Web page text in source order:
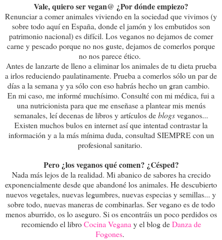
Vale, quiero ser vegan@ ¿Por dónde empiezo?
Renunciar a comer animales viviendo en la sociedad que vivimos (y
sobre todo aquí en España, donde el jamón y los embutidos son
patrimonio nacional) es difícil. Los veganos no dejamos de comer
carne y pescado porque no nos guste, dejamos de comerlos porque
no nos parece ético.
Antes de lanzarte de lleno a eliminar los animales de tu dieta prueba
a irlos reduciendo paulatinamente. Prueba a comerlos sólo un par de
días a la semana y ya sólo con eso habrás hecho un gran cambio.
En mi caso, me informé muchísimo. Consulté con mi médica, fui a
una nutricionista para que me enseñase a plantear mis menús
semanales, leí decenas de libros y artículos deblogsveganos...
Existen muchos bulos en internet así que intentad contrastar la
información y a la más mínima duda, consultad SIEMPRE con un
profesional sanitario.
Pero ¿los veganos qué comen? ¿Césped?
Nada más lejos de la realidad. Mi abanico de sabores ha crecido
exponencialmente desde que abandoné los animales. He descubierto
nuevos vegetales, nuevas legumbres, nuevas especias y semillas... y
sobre todo, nuevas maneras de combinarlas. Ser vegano es de todo
menos aburrido, os lo aseguro. Si os encontráis un poco perdidos os
recomiendo el libroCocina Vegana y el blog deDanza de
Fogones.